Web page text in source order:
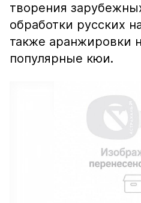
творения
обработки русских
также аранжировки
популярные кюи.